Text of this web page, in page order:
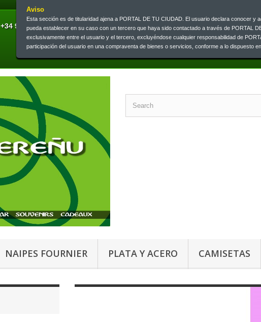
Aviso
Esta sección es de titularidad ajena a PORTAL DE TU CIUDAD. El usuario declara conocer y
pueda establecer en su caso con un tercero que haya sido contactado a través de PORTAL
exclusivamente entre el usuario y el tercero, excluyéndose cualquier responsabilidad de
participación del usuario en una compraventa de bienes o servicios, conforme a lo dispuesto
+34 945 13 46 73 | +34 945 26 00 33
NAIPES FOURNIER PLATA Y ACERO CAMISETAS